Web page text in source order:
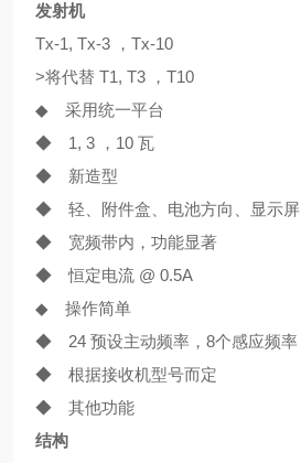
发射机
Tx-1, Tx-3 ，Tx-10
>将代替 T1, T3 ，T10
◆ 采用统一平台
◆ 1, 3 ，10 瓦
◆ 新造型
◆ 轻、附件盒、电池方向、显示屏
◆ 宽频带内，功能显著
◆ 恒定电流 @ 0.5A
◆ 操作简单
◆ 24 预设主动频率，8个感应频率
◆ 根据接收机型号而定
◆ 其他功能
结构